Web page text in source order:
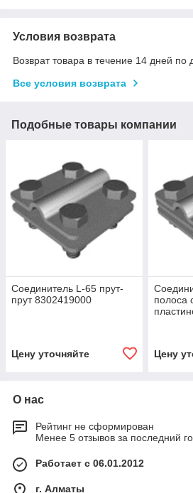
Условия возврата
Возврат товара в течение 14 дней по
Все условия возврата
Подобные товары компании
Соединитель L-65 прут-
прут 8302419000
Цену уточняйте
полоса
Цену
О нас
Рейтинг не сформирован
Менее 5 отзывов за последний
Работает с 06.01.2012
г. Алматы